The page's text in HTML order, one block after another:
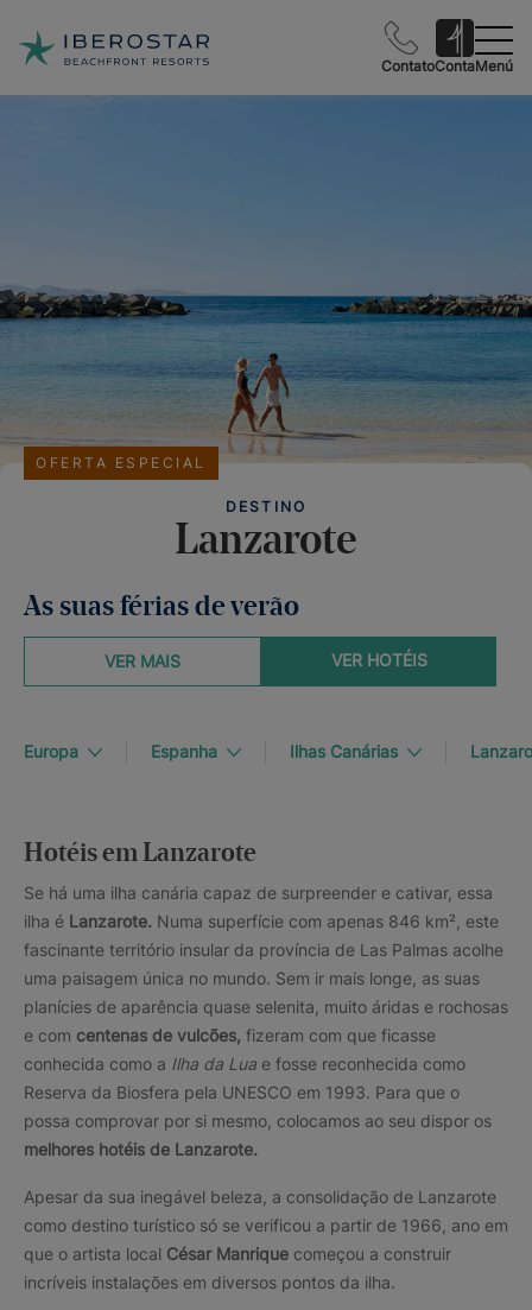
ContatoContaMenú
DESTINO
Lanzarote
OFERTA ESPECIAL
As suas férias de verão
VER HOTÉIS
VER MAIS
Europa Espanha Ilhas Canárias
Hotéis em Lanzarote
Se há uma ilha canária capaz de surpreender e cativar, essa
ilha é Lanzarote. Numa superfície com apenas 846 km², este
fascinante território insular da província de Las Palmas acolhe
uma paisagem única no mundo. Sem ir mais longe, as suas
planícies de aparência quase selenita, muito áridas e rochosas
e com centenas de vulcões, fizeram com que ficasse
conhecida como a Ilha da Lua e fosse reconhecida como
Reserva da Biosfera pela UNESCO em 1993. Para que o
possa comprovar por si mesmo, colocamos ao seu dispor os
melhores hotéis de Lanzarote.
Apesar da sua inegável beleza, a consolidação de Lanzarote
como destino turístico só se verificou a partir de 1966, ano em
que o artista local César Manrique começou a construir
incríveis instalações em diversos pontos da ilha.